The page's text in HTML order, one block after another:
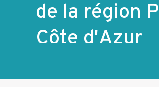
de la région
Côte d'Azur